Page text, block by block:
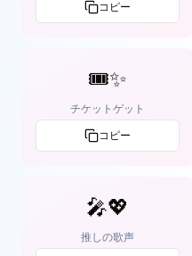
コピー
🎟️✨
チケットゲット
コピー
🎤💖
推しの歌声